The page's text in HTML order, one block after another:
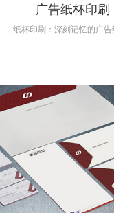
广告纸杯印刷
纸杯印刷：深刻记忆的广告